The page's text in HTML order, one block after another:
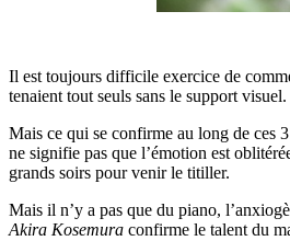
Il est toujours difficile exercice de
tenaient tout seuls sans le support
Mais ce qui se confirme au long de ces
ne signifie pas que l’émotion est
grands soirs pour venir le titiller.
Mais il n’y a pas que du piano,
Akira Kosemura confirme le talent du